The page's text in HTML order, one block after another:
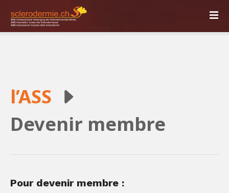
i
l’ASS
Devenir membre
Pour devenir membre :